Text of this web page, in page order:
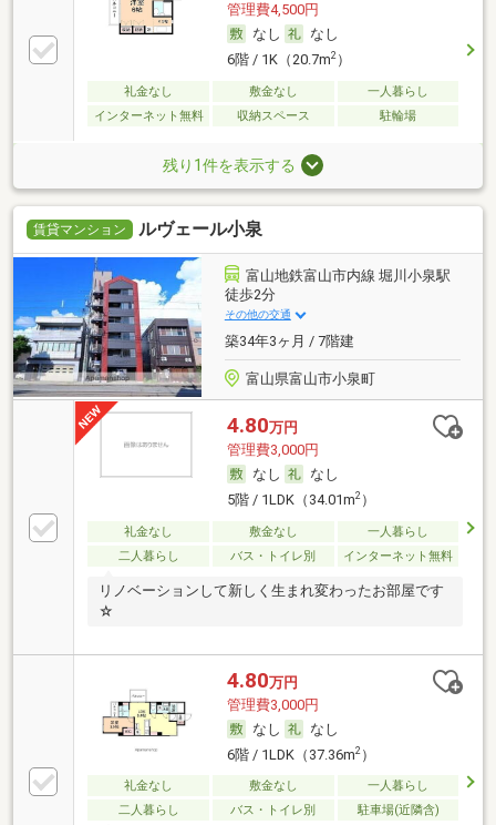
管理費4,500円
なし
なし
6階 / 1K（20.7m2）
礼金なし 敷金なし
一人暮らし
インターネット無料
収納スペース 駐輪場
残り1件を表示する
賃貸マンション ルヴェール小泉
富山地鉄富山市内線 堀川小泉駅
徒歩2分
その他の交通
築34年3ヶ月 / 7階建
富山県富山市小泉町
4.80万円
管理費3,000円
なし
なし
5階 / 1LDK（34.01m2）
礼金なし 敷金なし
一人暮らし
二人暮らし
バス・トイレ別 インターネット無料
リノベーションして新しく生まれ変わったお部屋です
☆
4.80万円
管理費3,000円
なし
なし
6階 / 1LDK（37.36m2）
礼金なし 敷金なし
一人暮らし
二人暮らし
バス・トイレ別 駐車場(近隣含)